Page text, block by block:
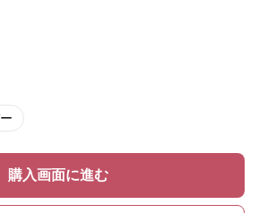
購入画面に進む